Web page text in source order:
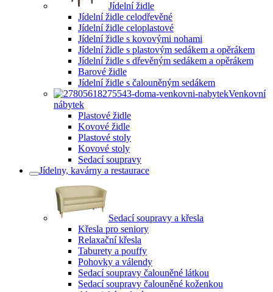
Jídelní židle
Jídelní židle celodřevěné
Jídelní židle celoplastové
Jídelní židle s kovovými nohami
Jídelní židle s plastovým sedákem a opěrákem
Jídelní židle s dřevěným sedákem a opěrákem
Barové židle
Jídelní židle s čalouněným sedákem
Venkovní
nábytek
Plastové židle
Kovové židle
Plastové stoly
Kovové stoly
Sedací soupravy
Jídelny, kavárny a restaurace
Sedací soupravy a křesla
Křesla pro seniory
Relaxační křesla
Taburety a pouffy
Pohovky a válendy
Sedací soupravy čalouněné látkou
Sedací soupravy čalouněné koženkou